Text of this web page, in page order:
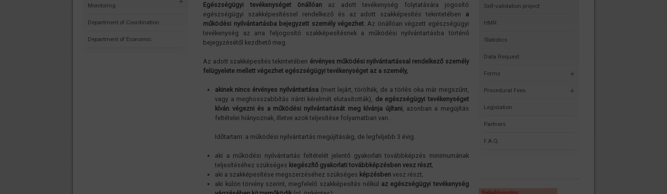
Monitoring
Department of Coordination
Department of Economic
Egészségügyi tevékenységet önállóanaz adott tevékenység folytatására jogosító
egészségügyi szakképesítéssel rendelkező és az adott szakképesítés tekintetében a
működési nyilvántartásba bejegyzett személy végezhet . Az önállóan végzett egészségügyi
tevékenység az arra feljogosító szakképesítésnek a működési nyilvántartásba történő
bejegyzésétől kezdhető meg.
Az adott szakképesítés tekintetében érvényes működési nyilvántartással rendelkező személy
felügyelete mellett végezhet egészségügyi tevékenységet az a személy,
akinek nincs érvényes nyilvántartása (mert lejárt, törölték, de a törlés oka már megszűnt,
vagy a meghosszabbítás iránti kérelmét elutasították), de egészségügyi tevékenységet
kíván végezni és a működési nyilvántartását meg kívánja újítani, azonban a megújítás
feltételei hiányoznak, illetve azok teljesítése folyamatban van.
Időtartam: a működési nyilvántartás megújításáig, de legfeljebb 3 évig.
aki a működési nyilvántartás feltételét jelentő gyakorlati továbbképzés minimumának
teljesítéséhez szükséges kiegészítő gyakorlati továbbképzésben vesz részt,
aki a szakképesítése megszerzéséhez szükséges képzésben vesz részt;
aki külön törvény szerint, megfelelő szakképesítés nélkül az egészségügyi tevékenység
Self-validation project
HMR
Statistics
Data Request
Forms
Procedural Fees
Legislation
Partners
F.A.Q.